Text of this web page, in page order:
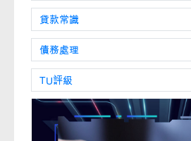
貸款常識
債務處理
TU評級